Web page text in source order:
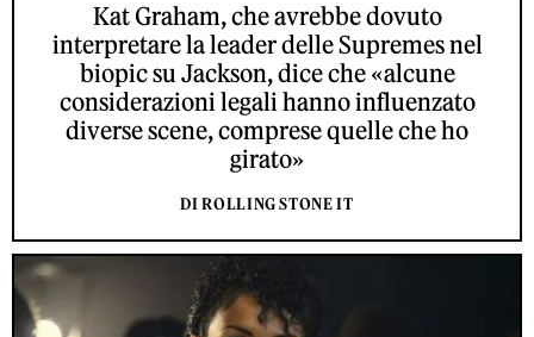
Kat Graham, che avrebbe dovuto
interpretare la leader delle Supremes nel
biopic su Jackson, dice che «alcune
considerazioni legali hanno influenzato
diverse scene, comprese quelle che ho
girato»
DI ROLLING STONE IT